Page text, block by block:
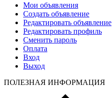
Мои объявления
Создать объявление
Редактировать объявление
Редактировать профиль
Сменить пароль
Оплата
Вход
Выход
ПОЛЕЗНАЯ ИНФОРМАЦИЯ